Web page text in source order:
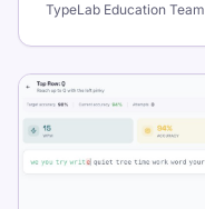
за адаптиране.
TypeLab Education Team